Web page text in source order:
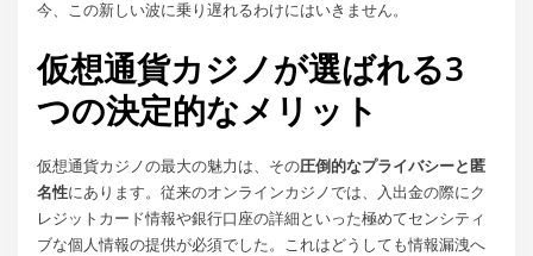
今、この新しい波に乗り遅れるわけにはいきません。
仮想通貨カジノが選ばれる3
つの決定的なメリット
仮想通貨カジノの最大の魅力は、その圧倒的なプライバシーと匿
名性にあります。従来のオンラインカジノでは、入出金の際にク
レジットカード情報や銀行口座の詳細といった極めてセンシティ
ブな個人情報の提供が必須でした。これはどうしても情報漏洩へ